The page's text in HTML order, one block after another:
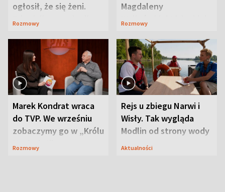
ogłosił, że się żeni.
Zdradził, co zmienił
Rozmowy
Magdaleny
Waligórskiej-Lisieckiej.
Rozmowy
Marek Kondrat wraca
do TVP. We wrześniu
zobaczymy go w „Królu
Maciusiu I”
Rozmowy
Rejs u zbiegu Narwi i
Wisły. Tak wygląda
Modlin od strony wody
Aktualności